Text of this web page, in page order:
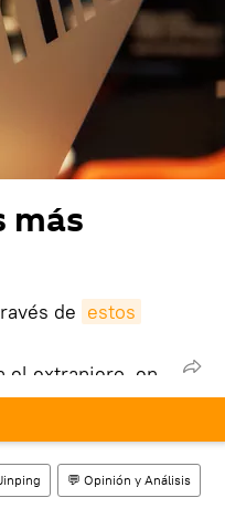
más
de estos
el extranjero, en
tu dispositivo
💬 Opinión y Análisis